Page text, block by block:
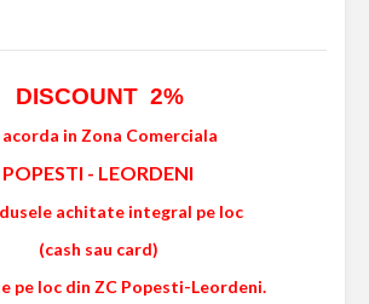
DISCOUNT 2%
acorda in Zona Comerciala
POPESTI - LEORDENI
achitate integral pe loc
(cash sau card)
pe loc din ZC Popesti-Leordeni.